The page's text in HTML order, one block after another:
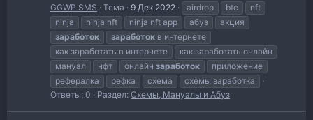
GGWP SMS
Тема 9 Дек 2022 airdrop btc
nft
ninja
ninja nft ninja nft app абуз
акция
заработок
заработок в интернете
как заработать в интернете
как заработать онлайн
мануал
нфт онлайн заработок
приложение
рефералка
рефка схема
схемы заработка
Ответы: 0
Раздел: Схемы, Мануалы и Абуз